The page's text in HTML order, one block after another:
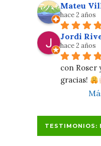
Mateu
hace 2 años
Jordi
hace 2 años
con Roser
gracias!
TESTIMONIOS: